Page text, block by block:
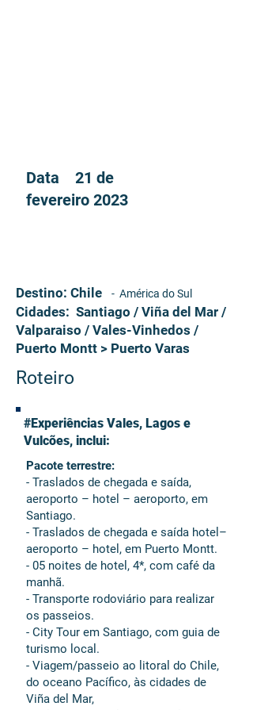
Data 21 de
fevereiro 2023
Preço: por pessoa em apto duplo | 09
refeições
Destino: Chile - América do Sul
Cidades: Santiago / Viña del Mar /
Valparaiso / Vales-Vinhedos /
Puerto Montt > Puerto Varas
Roteiro
#Experiências Vales, Lagos e
Vulcões, inclui:
Pacote terrestre:
- Traslados de chegada e saída,
aeroporto – hotel – aeroporto, em
Santiago.
- Traslados de chegada e saída hotel–
aeroporto – hotel, em Puerto Montt.
- 05 noites de hotel, 4*, com café da
manhã.
- Transporte rodoviário para realizar
os passeios.
- City Tour em Santiago, com guia de
turismo local.
- Viagem/passeio ao litoral do Chile,
do oceano Pacífico, às cidades de
Viña del Mar,